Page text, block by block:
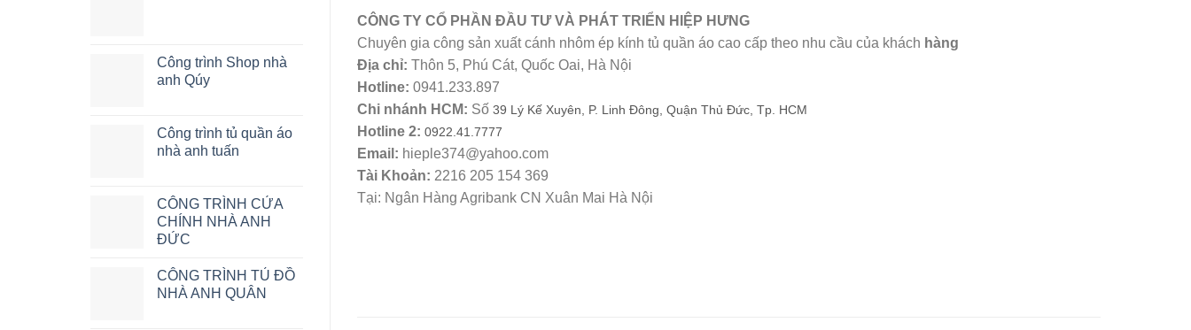
Công trình Shop nhà
anh Qúy
Công trình tủ quần áo
nhà anh tuấn
CÔNG TRÌNH CỬA
CHÍNH NHÀ ANH
ĐỨC
CÔNG TRÌNH TỦ ĐỒ
NHÀ ANH QUÂN
CÔNG TY CỔ PHẦN ĐẦU TƯ VÀ PHÁT TRIỂN HIỆP HƯNG
Chuyên gia công sản xuất cánh nhôm ép kính tủ quần áo cao cấp theo nhu cầu của khách hàng
Địa chỉ: Thôn 5, Phú Cát, Quốc Oai, Hà Nội
Hotline: 0941.233.897
Chi nhánh HCM: Số 39 Lý Kế Xuyên, P. Linh Đông, Quận Thủ Đức, Tp. HCM
Hotline 2: 0922.41.7777
Email: hieple374@yahoo.com
Tài Khoản: 2216 205 154 369
Tại: Ngân Hàng Agribank CN Xuân Mai Hà Nội